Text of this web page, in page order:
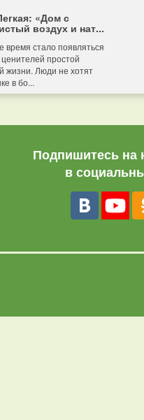
«Дом с
воздух и нат...
время стало появляться
простой
жизни. Люди не хотят
в бо...
Подпишитесь на
в